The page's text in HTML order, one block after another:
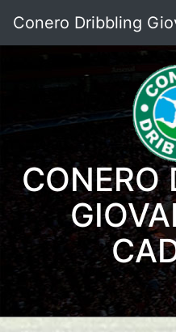
Conero Dribbling
CONERO